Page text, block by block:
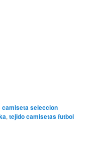
camiseta seleccion
,tejido camisetas futbol